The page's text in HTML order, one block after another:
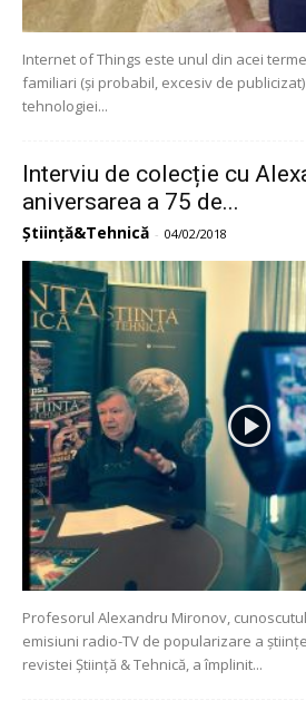
Internet of Things este unul din acei
familiari (și probabil, excesiv de
tehnologiei...
Interviu de colecție cu
aniversarea a 75 de...
Știință&Tehnică - 04/02/2018
Profesorul Alexandru Mironov,
emisiuni radio-TV de popularizare a
revistei Știință & Tehnică, a împlinit...